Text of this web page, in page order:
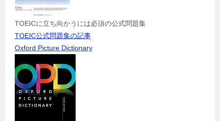
TOEICに立ち向かうには必須の公式問題集
TOEIC公式問題集の記事
Oxford Picture Dictionary